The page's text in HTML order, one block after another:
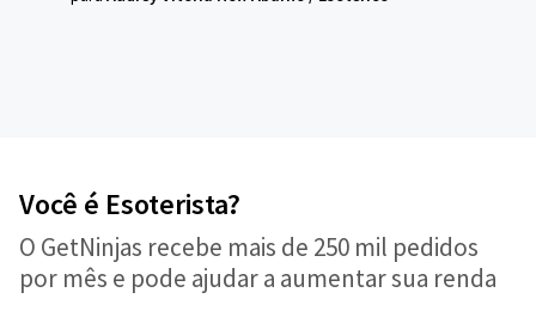
Você é Esoterista?
O GetNinjas recebe mais de 250 mil pedidos
por mês e pode ajudar a aumentar sua renda